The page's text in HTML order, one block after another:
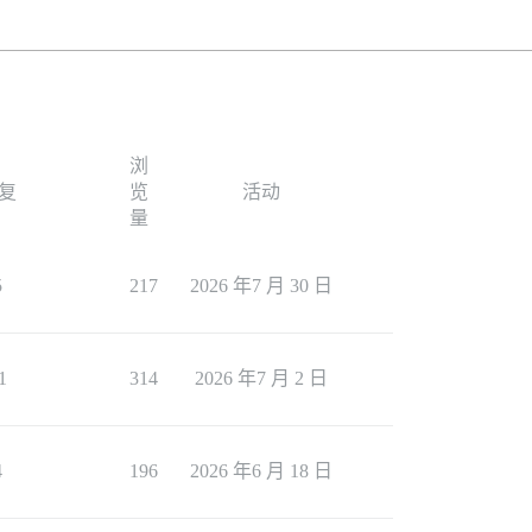
浏
览
量
活动
217 2026 年7 月 30 日
314 2026 年7 月 2 日
196 2026 年6 月 18 日